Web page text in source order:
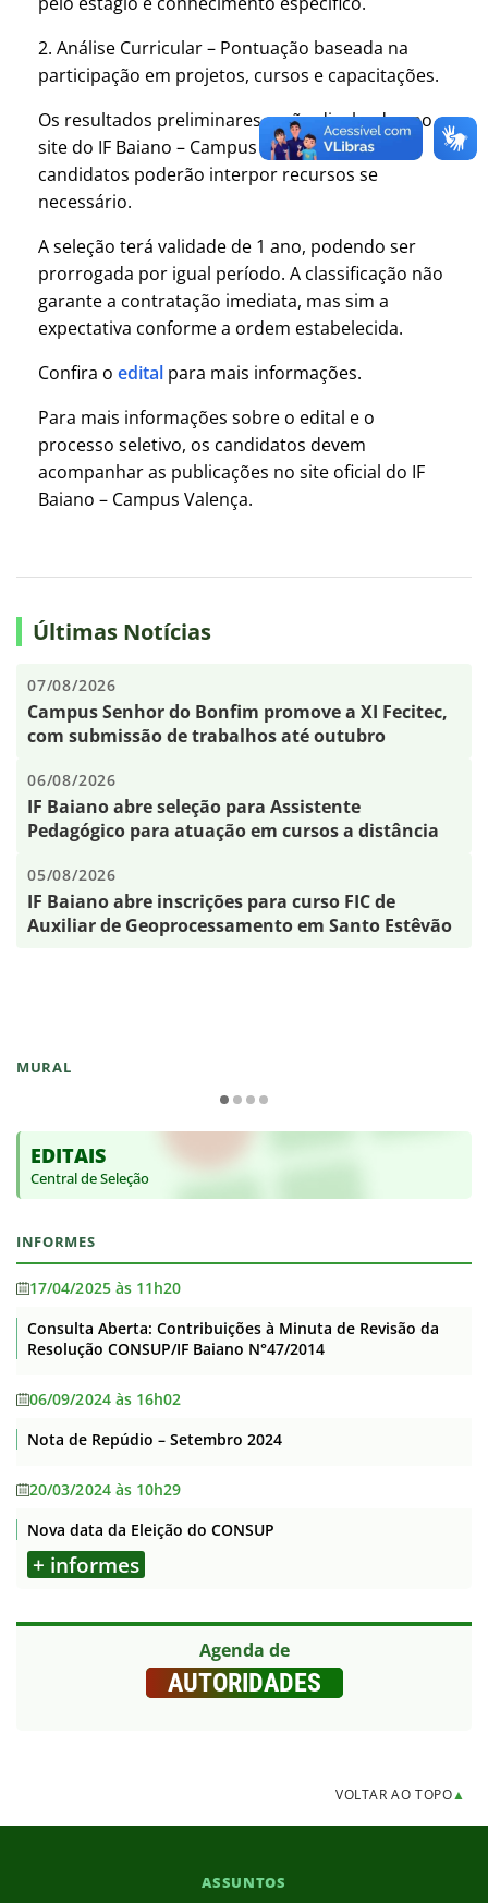
MURAL
EDITAIS
Central de Seleção
INFORMES
17/04/2025 às 11h20
Consulta Aberta: Contribuições à Minuta de Revisão da
Resolução CONSUP/IF Baiano N°47/2014
06/09/2024 às 16h02
Nota de Repúdio – Setembro 2024
20/03/2024 às 10h29
Nova data da Eleição do CONSUP
+ informes
Agenda de
AUTORIDADES
2. Análise Curricular – Pontuação baseada na
participação em projetos, cursos e capacitações.
Os resultados preliminares serão divulgados no
site do IF Baiano – Campus Valença, onde os
candidatos poderão interpor recursos se
necessário.
A seleção terá validade de 1 ano, podendo ser
prorrogada por igual período. A classificação não
garante a contratação imediata, mas sim a
expectativa conforme a ordem estabelecida.
Confira o edital para mais informações.
Para mais informações sobre o edital e o
processo seletivo, os candidatos devem
acompanhar as publicações no site oficial do IF
Baiano – Campus Valença.
Últimas Notícias
07/08/2026
Campus Senhor do Bonfim promove a XI Fecitec,
com submissão de trabalhos até outubro
06/08/2026
IF Baiano abre seleção para Assistente
Pedagógico para atuação em cursos a distância
05/08/2026
IF Baiano abre inscrições para curso FIC de
Auxiliar de Geoprocessamento em Santo Estêvão
VOLTAR AO TOPO▲
ASSUNTOS